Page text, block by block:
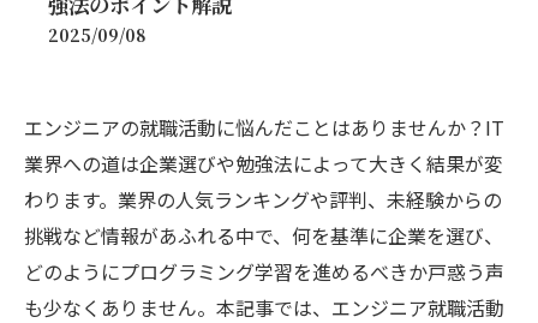
2025/09/08
エンジニアの就職活動に悩んだことはありませんか？IT
業界への道は企業選びや勉強法によって大きく結果が変
わります。業界の人気ランキングや評判、未経験からの
挑戦など情報があふれる中で、何を基準に企業を選び、
どのようにプログラミング学習を進めるべきか戸惑う声
も少なくありません。本記事では、エンジニア就職活動